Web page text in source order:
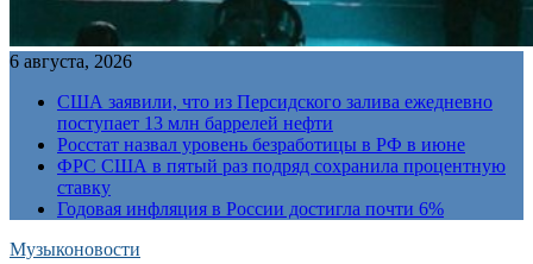
6 августа, 2026
США заявили, что из Персидского залива ежедневно
поступает 13 млн баррелей нефти
Росстат назвал уровень безработицы в РФ в июне
ФРС США в пятый раз подряд сохранила процентную
ставку
Годовая инфляция в России достигла почти 6%
Музыконовости